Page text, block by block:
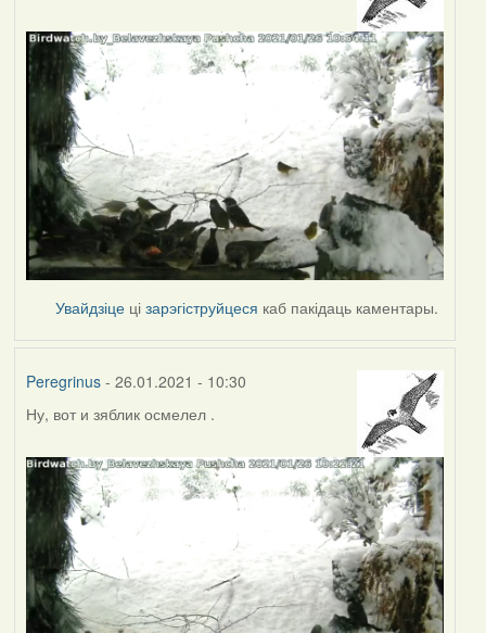
Увайдзіце цізарэгіструйцеся каб пакідаць каментары.
Peregrinus- 26.01.2021 - 10:30
Ну, вот и зяблик осмелел .